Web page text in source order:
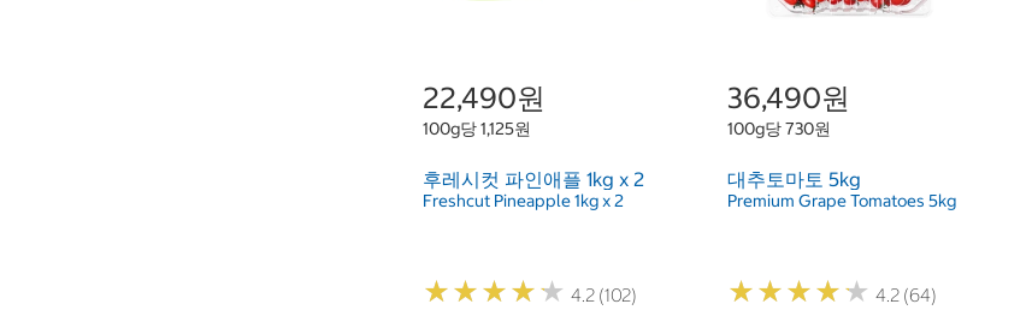
22,490원
100g당 1,125원
후레시컷 파인애플 1kg x 2
Freshcut Pineapple 1kg x 2
★★★★★
★★★★★ 4.2 (102)
36,490원
100g당 730원
대추토마토 5kg
Premium Grape Tomatoes 5kg
★★★★★
★★★★★ 4.2 (64)